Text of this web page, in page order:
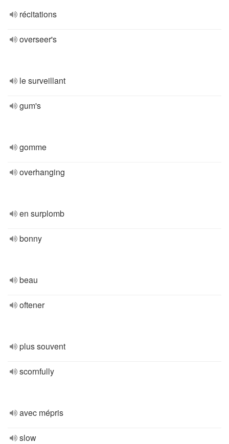
récitations
overseer's
le surveillant
gum's
gomme
overhanging
en surplomb
bonny
beau
oftener
plus souvent
scornfully
avec mépris
slow